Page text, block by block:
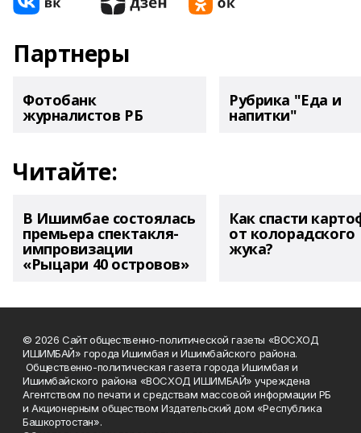
Партнеры
Фотобанк
журналистов РБ
Рубрика "Еда и
напитки"
Читайте:
В Ишимбае состоялась
премьера спектакля-
импровизации
«Рыцари 40 островов»
Как спасти
от колорадского
жука?
© 2026 Сайт общественно-политической газеты «ВОСХОД
ИШИМБАЙ» города Ишимбая и Ишимбайского района.
Общественно-политическая газета города Ишимбая и
Ишимбайского района «ВОСХОД ИШИМБАЙ» учреждена
Агентством по печати и средствам массовой информации РБ
и Акционерным обществом Издательский дом «Республика
Башкортостан».